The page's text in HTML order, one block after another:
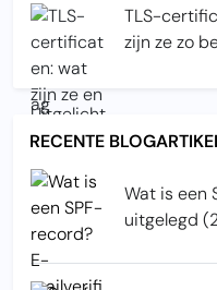
TLS-
zijn ze zo
RECENTE
Wat is een
uitgelegd